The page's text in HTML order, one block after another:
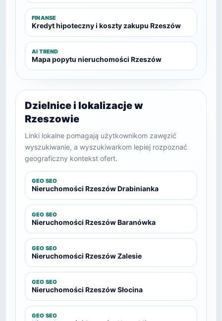
FINANSE
Kredyt hipoteczny i koszty zakupu Rzeszów
AI TREND
Mapa popytu nieruchomości Rzeszów
Dzielnice i lokalizacje w
Rzeszowie
Linki lokalne pomagają użytkownikom zawęzić
wyszukiwanie, a wyszukiwarkom lepiej rozpoznać
geograficzny kontekst ofert.
GEO SEO
Nieruchomości Rzeszów Drabinianka
GEO SEO
Nieruchomości Rzeszów Baranówka
GEO SEO
Nieruchomości Rzeszów Zalesie
GEO SEO
Nieruchomości Rzeszów Słocina
GEO SEO